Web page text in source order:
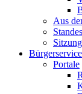
Aus
Bürgerservice
Portale